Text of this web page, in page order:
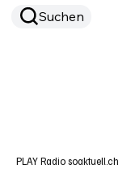
Suchen
PLAY Radio soaktuell.ch